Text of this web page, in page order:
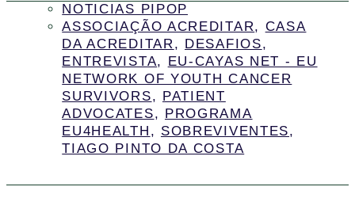
NOTICIAS PIPOP
ASSOCIAÇÃO ACREDITAR, CASA
DA ACREDITAR , DESAFIOS,
ENTREVISTA, EU-CAYAS NET - EU
NETWORK OF YOUTH CANCER
SURVIVORS, PATIENT
ADVOCATES, PROGRAMA
EU4HEALTH , SOBREVIVENTES,
TIAGO PINTO DA COSTA